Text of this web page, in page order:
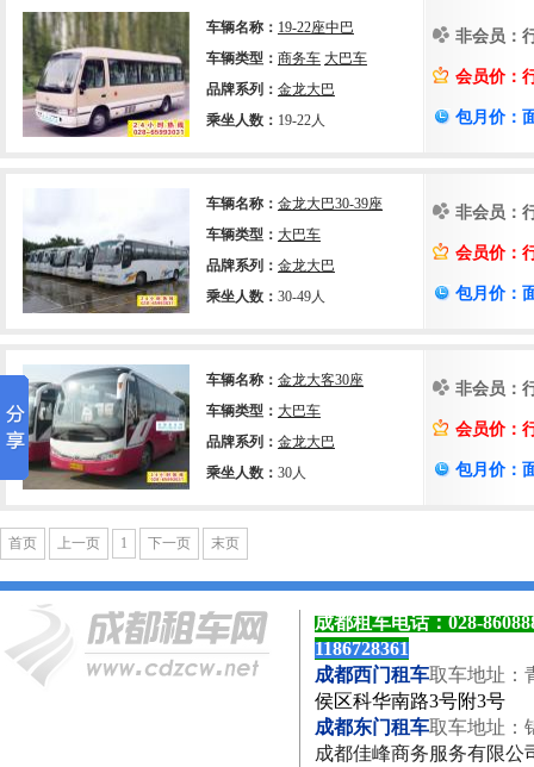
车辆名称： 19-22座中巴
车辆类型： 商务车 大巴车
品牌系列： 金龙大巴
乘坐人数： 19-22人
非会员：
会员价：
包月价：
车辆名称： 金龙大巴30-39座
车辆类型： 大巴车
品牌系列： 金龙大巴
乘坐人数： 30-49人
非会员：
会员价：
包月价：
车辆名称： 金龙大客30座
车辆类型： 大巴车
品牌系列： 金龙大巴
乘坐人数： 30人
非会员：
会员价：
包月价：
首页 上一页 1 下一页 末页
成都租车电话：028-
1186728361
成都西门租车取车地址
侯区科华南路3号附3号
成都东门租车取车地址
成都佳峰商务服务有限公